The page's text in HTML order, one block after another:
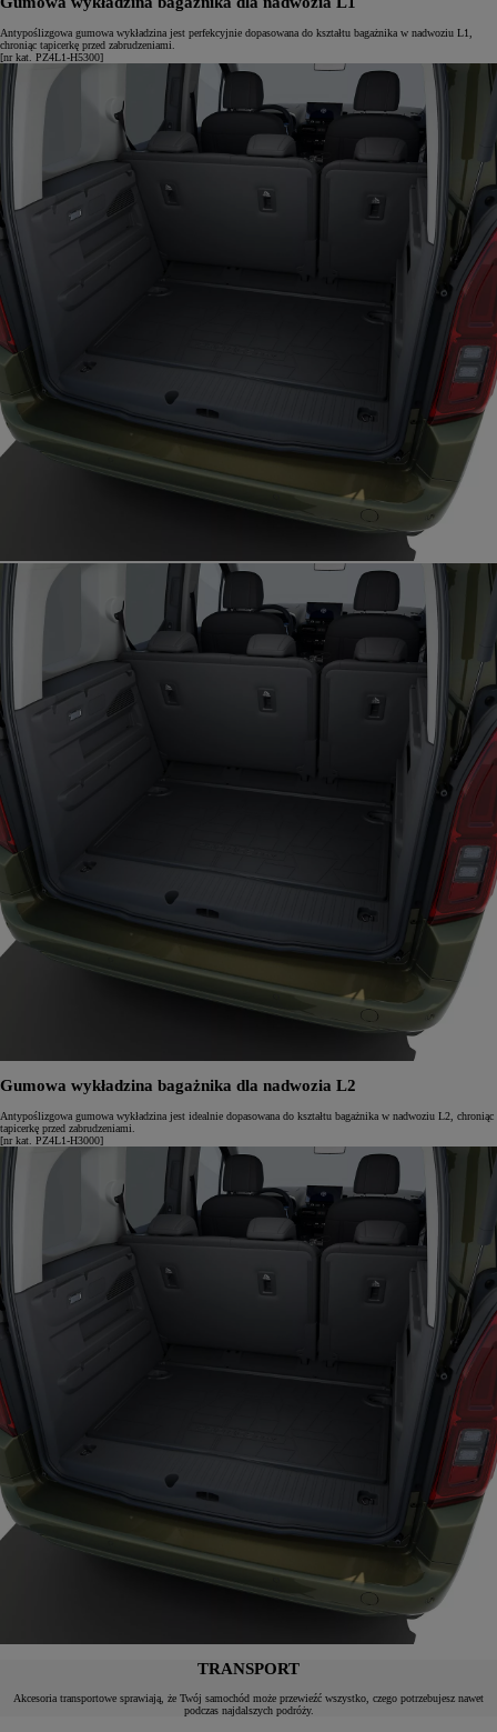
Antypoślizgowa gumowa wykładzina jest perfekcyjnie dopasowana do kształtu bagażnika w nadwoziu L1,
chroniąc tapicerkę przed zabrudzeniami.
[nr kat. PZ4L1-H5300]
Gumowa wykładzina bagażnika dla nadwozia L2
Antypoślizgowa gumowa wykładzina jest idealnie dopasowana do kształtu bagażnika w nadwoziu L2, chroniąc
tapicerkę przed zabrudzeniami.
[nr kat. PZ4L1-H3000]
TRANSPORT
Akcesoria transportowe sprawiają, że Twój samochód może przewieźć wszystko, czego potrzebujesz nawet
podczas najdalszych podróży.